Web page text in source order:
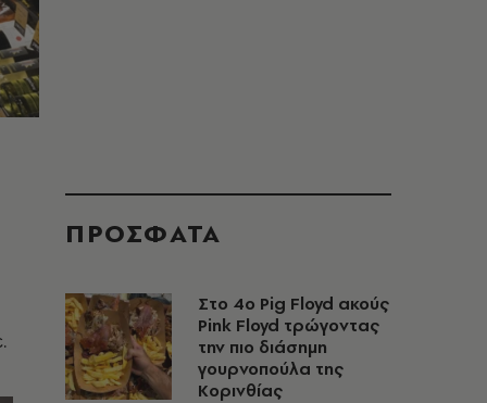
ΠΡΟΣΦΑΤΑ
Στο 4ο Pig Floyd ακούς
Pink Floyd τρώγοντας
την πιο διάσημη
γουρνοπούλα της
Κορινθίας